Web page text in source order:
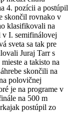
4. pozícii a postúpil
skončil rovnako v
klasifikovali na
v I. semifinálovej
sveta sa tak pre
Juraj Tarr s
a takisto na
skončili na
polovičnej
je na programe v
na 500 m
postúpil zo